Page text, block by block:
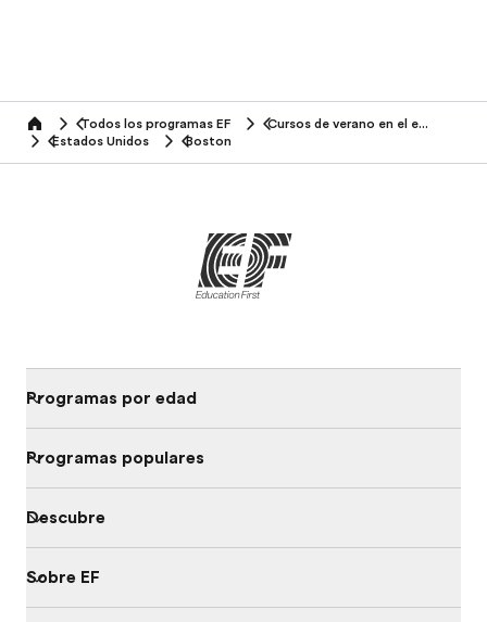
home Todos los programas EF
Cursos de verano en el extranjero
Estados Unidos
Boston
Programas por edad
Programas populares
Descubre
Sobre EF